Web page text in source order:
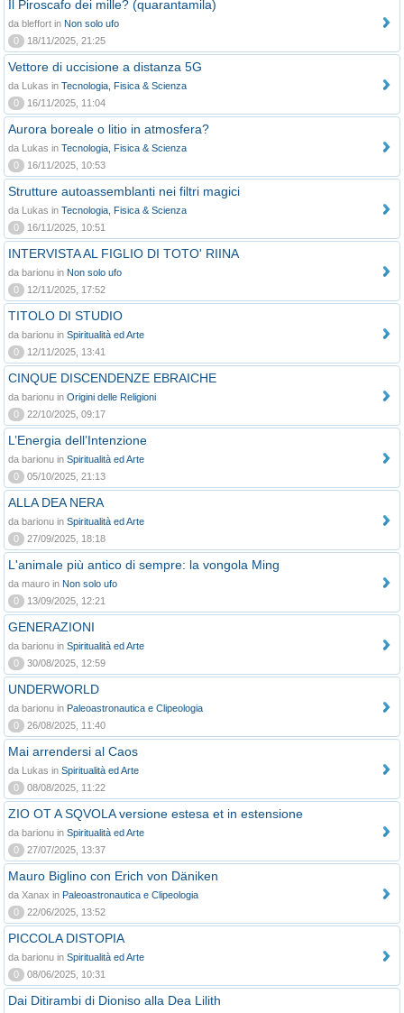
Il Piroscafo dei mille? (quarantamila)
da bleffort in Non solo ufo
0
18/11/2025, 21:25
Vettore di uccisione a distanza 5G
da Lukas in Tecnologia, Fisica & Scienza
0
16/11/2025, 11:04
Aurora boreale o litio in atmosfera?
da Lukas in Tecnologia, Fisica & Scienza
0
16/11/2025, 10:53
Strutture autoassemblanti nei filtri magici
da Lukas in Tecnologia, Fisica & Scienza
0
16/11/2025, 10:51
INTERVISTA AL FIGLIO DI TOTO' RIINA
da barionu in Non solo ufo
0
12/11/2025, 17:52
TITOLO DI STUDIO
da barionu in Spiritualità ed Arte
0
12/11/2025, 13:41
CINQUE DISCENDENZE EBRAICHE
da barionu in Origini delle Religioni
0
22/10/2025, 09:17
L’Energia dell’Intenzione
da barionu in Spiritualità ed Arte
0
05/10/2025, 21:13
ALLA DEA NERA
da barionu in Spiritualità ed Arte
0
27/09/2025, 18:18
L'animale più antico di sempre: la vongola Ming
da mauro in Non solo ufo
0
13/09/2025, 12:21
GENERAZIONI
da barionu in Spiritualità ed Arte
0
30/08/2025, 12:59
UNDERWORLD
da barionu in Paleoastronautica e Clipeologia
0
26/08/2025, 11:40
Mai arrendersi al Caos
da Lukas in Spiritualità ed Arte
0
08/08/2025, 11:22
ZIO OT A SQVOLA versione estesa et in estensione
da barionu in Spiritualità ed Arte
0
27/07/2025, 13:37
Mauro Biglino con Erich von Däniken
da Xanax in Paleoastronautica e Clipeologia
0
22/06/2025, 13:52
PICCOLA DISTOPIA
da barionu in Spiritualità ed Arte
0
08/06/2025, 10:31
Dai Ditirambi di Dioniso alla Dea Lilith